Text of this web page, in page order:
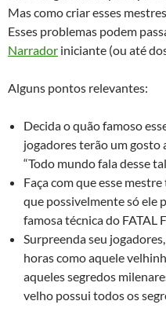
Mas como criar esses
Esses problemas podem
Narrador iniciante (ou até
Alguns pontos relevantes:
Decida o quão famoso
jogadores terão um gosto
“Todo mundo fala desse
Faça com que esse
que possivelmente só ele
famosa técnica do FATAL
Surpreenda seu
horas como aquele
aqueles segredos
velho possui todos os